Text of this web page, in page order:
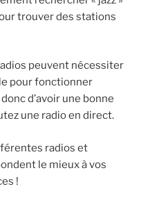
trouver des stations
peuvent nécessiter
pour fonctionner
d’avoir une bonne
une radio en direct.
radios et
le mieux à vos
!